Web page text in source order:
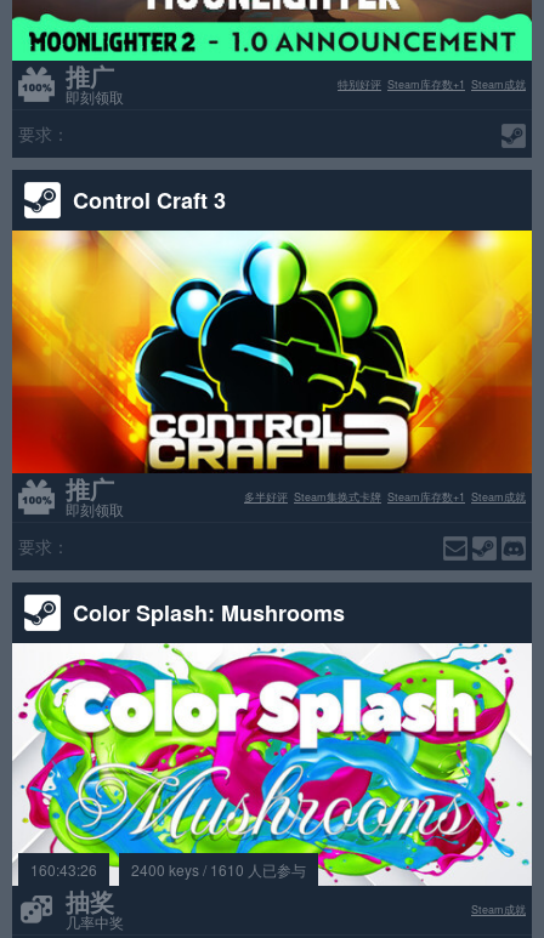
推广
即刻领取
Steam成就
Steam库存数+1
特别好评
要求：
Control Craft 3
推广
即刻领取
Steam成就
Steam库存数+1
Steam集换式卡牌
多半好评
要求：
Color Splash: Mushrooms
160:43:26 2400 keys / 1610 人已参与
抽奖
几率中奖
Steam成就